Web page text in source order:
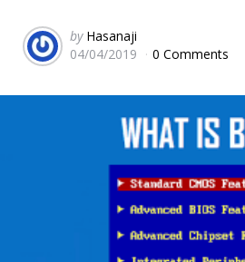
Posted
by
by Hasanaji
04/04/2019
0 Comments